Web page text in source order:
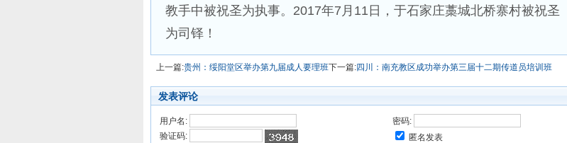
教手中被祝圣为执事。2017年7月11日，于石家庄藁城北桥寨村被祝圣
为司铎！
上一篇:贵州：绥阳堂区举办第九届成人要理班下一篇:四川：南充教区成功举办第三届十二期传道员培训班
发表评论
用户名:
密码:
验证码:
匿名发表